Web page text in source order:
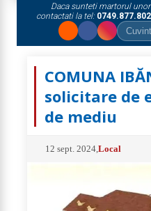
Daca sunteti martorul
contactati la tel: 0749.877.802
COMUNA
solicitare de
de mediu
12 sept. 2024 ,Local